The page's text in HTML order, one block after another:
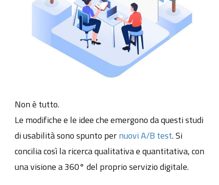
Non è tutto.
Le modifiche e le idee che emergono da questi studi
di usabilità sono spunto pernuovi A/B test. Si
concilia così la ricerca qualitativa e quantitativa, con
una visione a 360° del proprio servizio digitale.